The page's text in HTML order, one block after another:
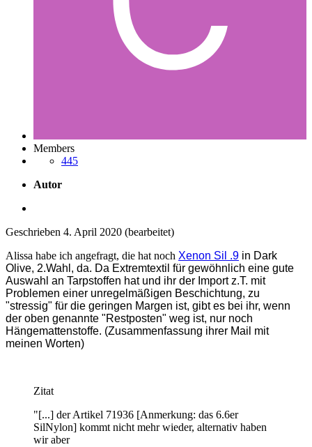
Members
445
Autor
Geschrieben 4. April 2020 (bearbeitet)
Alissa habe ich angefragt, die hat noch Xenon Sil .9 in Dark
Olive, 2.Wahl, da. Da Extremtextil für gewöhnlich eine gute
Auswahl an Tarpstoffen hat und ihr der Import z.T. mit
Problemen einer unregelmäßigen Beschichtung, zu
"stressig" für die geringen Margen ist, gibt es bei ihr, wenn
der oben genannte "Restposten" weg ist, nur noch
Hängemattenstoffe. (Zusammenfassung ihrer Mail mit
meinen Worten)
Zitat
"[...] der Artikel 71936 [Anmerkung: das 6.6er
SilNylon] kommt nicht mehr wieder, alternativ haben
wir aber